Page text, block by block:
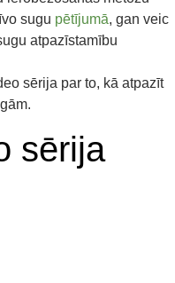
sugu pētījumā, gan veic
atpazīstamību
sērija par to, kā atpazīt
sērija